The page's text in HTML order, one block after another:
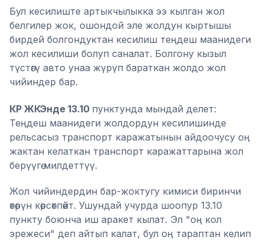
Бул кесилиште артыкчылыкка ээ кылган жол
белгилер жок, ошондой эле жолдун кыртышы
бирдей болгондуктан кесилиш теңдеш маанидеги
жол кесилиши болуп саналат. Болгону кызыл
түстөгү авто унаа жүрүп бараткан жолдо жол
чийиндер бар.
КР ЖКЭнде 13.10 пунктунда мындай делет:
Теңдеш маанидеги жолдордун кесилишинде
рельсасыз транспорт каражатынын айдоочусу оң
жактан келаткан транспорт каражаттарына жол
берүүгө милдеттүү.
Жол чийиндердин бар-жоктугу кимиси биринчи
өтөрүн көрсөтпөйт. Ушундай учурда шоопур 13.10
пункту боюнча иш аракет кылат. Эл "оң кол
эрежеси" деп айтып калат, бул оң тараптан келип